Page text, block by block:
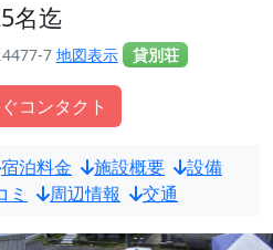
名迄
7 地図表示 貸別荘
コンタクト
宿泊料金 施設概要
設備
ミ
周辺情報 交通